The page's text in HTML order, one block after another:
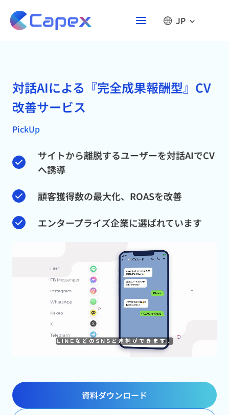
content
JP
対話AIによる『完全成果報酬型』CV
改善サービス
PickUp
サイトから離脱するユーザーを対話AIでCV
へ誘導
顧客獲得数の最大化、ROASを改善
エンタープライズ企業に選ばれています
資料ダウンロード